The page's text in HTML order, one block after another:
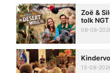
Zoë &
tolk NGT
08-08-
13-08-